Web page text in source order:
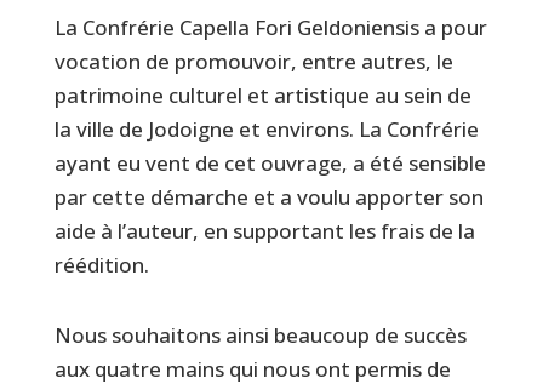
La Confrérie Capella Fori Geldoniensis a pour
vocation de promouvoir, entre autres, le
patrimoine culturel et artistique au sein de
la ville de Jodoigne et environs. La Confrérie
ayant eu vent de cet ouvrage, a été sensible
par cette démarche et a voulu apporter son
aide à l’auteur, en supportant les frais de la
réédition.
Nous souhaitons ainsi beaucoup de succès
aux quatre mains qui nous ont permis de